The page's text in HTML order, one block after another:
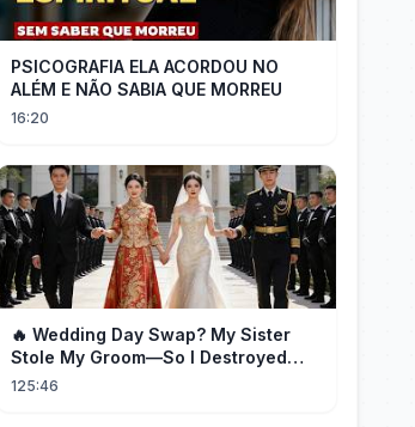
PSICOGRAFIA ELA ACORDOU NO
ALÉM E NÃO SABIA QUE MORREU
16:20
🔥 Wedding Day Swap? My Sister
Stole My Groom—So I Destroyed
Them All 👑#movie #drama
125:46